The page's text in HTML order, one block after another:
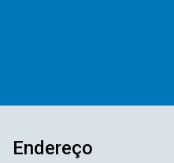
Endereço